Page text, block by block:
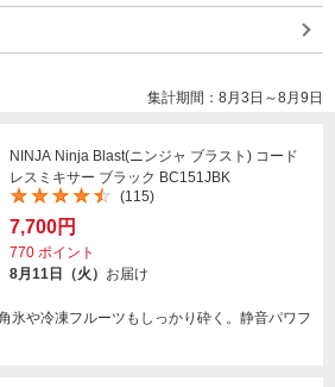
集計期間：8月3日～8月9日
NINJA Ninja Blast(ニンジャ ブラスト) コード
レスミキサー ブラック BC151JBK
(115)
7,700円
770 ポイント
8月11日（火） お届け
氷や冷凍フルーツもしっかり砕く。静音パワフ